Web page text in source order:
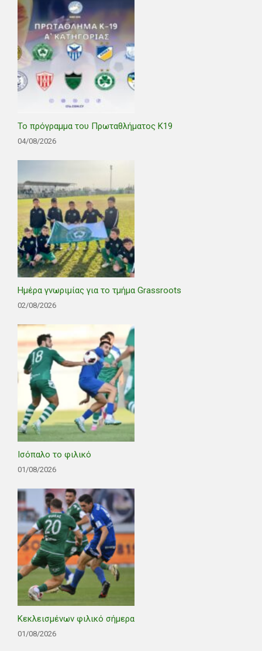
Το πρόγραμμα του Πρωταθλήματος Κ19
04/08/2026
Ημέρα γνωριμίας για το τμήμα Grassroots
02/08/2026
Ισόπαλο το φιλικό
01/08/2026
Κεκλεισμένων φιλικό σήμερα
01/08/2026